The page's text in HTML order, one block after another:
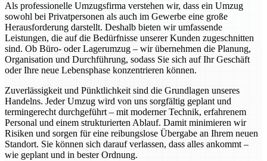
Als professionelle Umzugsfirma verstehen wir, dass ein Umzug
sowohl bei Privatpersonen als auch im Gewerbe eine große
Herausforderung darstellt. Deshalb bieten wir umfassende
Leistungen, die auf die Bedürfnisse unserer Kunden zugeschnitten
sind. Ob Büro- oder Lagerumzug – wir übernehmen die Planung,
Organisation und Durchführung, sodass Sie sich auf Ihr Geschäft
oder Ihre neue Lebensphase konzentrieren können.
Zuverlässigkeit und Pünktlichkeit sind die Grundlagen unseres
Handelns. Jeder Umzug wird von uns sorgfältig geplant und
termingerecht durchgeführt – mit moderner Technik, erfahrenem
Personal und einem strukturierten Ablauf. Damit minimieren wir
Risiken und sorgen für eine reibungslose Übergabe an Ihrem neuen
Standort. Sie können sich darauf verlassen, dass alles ankommt –
wie geplant und in bester Ordnung.